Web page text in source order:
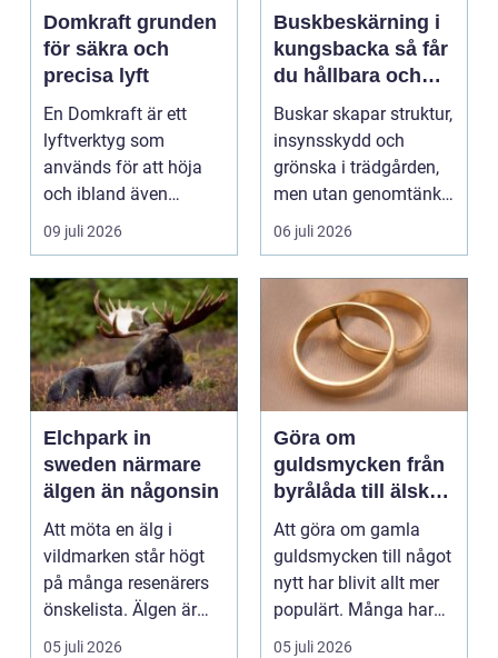
Domkraft grunden
för säkra och
precisa lyft
En Domkraft är ett
lyftverktyg som
används för att höja
och ibland även
positionera tunga
objekt, so...
09 juli 2026
Buskbeskärning i
kungsbacka så får
du hållbara och
vackra buskar året
runt
Buskar skapar struktur,
insynsskydd och
grönska i trädgården,
men utan genomtänkt
beskärning blir de...
06 juli 2026
Elchpark in
sweden närmare
älgen än någonsin
Att möta en älg i
vildmarken står högt
på många resenärers
önskelista. Älgen är
Skandinaviens ikonis...
05 juli 2026
Göra om
guldsmycken från
byrålåda till älskad
favorit
Att göra om gamla
guldsmycken till något
nytt har blivit allt mer
populärt. Många har
ärvda ringar, ...
05 juli 2026